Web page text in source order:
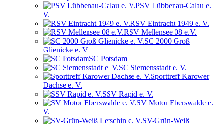
PSV Lübbenau-Calau e.
V.
RSV Eintracht 1949 e. V.
RSV Mellensee 08 e.V.
SC 2000 Groß
Glienicke e. V.
SC Potsdam
SC Siemensstadt e. V.
Sporttreff Karower
Dachse e. V.
SSV Rapid e. V.
SV Motor Eberswalde e.
V.
SV-Grün-Weiß